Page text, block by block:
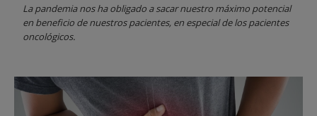
La pandemia nos ha obligado a sacar nuestro máximo potencial
en beneficio de nuestros pacientes, en especial de los pacientes
oncológicos.